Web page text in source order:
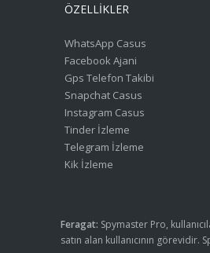
ÖZELLIKLER
WhatsApp Casus
Facebook Ajani
Gps Telefon Takibi
Snapchat Casus
Instagram Casus
Tinder İzleme
Telegram İzleme
Kik İzleme
Feragat: Spymaster Pro,
satın alan kullanıcının